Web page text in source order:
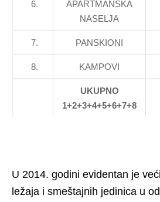
6.
APARTMANSKA
NASELJA
7. PANSKIONI
8. KAMPOVI
UKUPNO
1+2+3+4+5+6+7+8
U 2014. godini evidentan je
ležaja i smeštajnih jedinica u